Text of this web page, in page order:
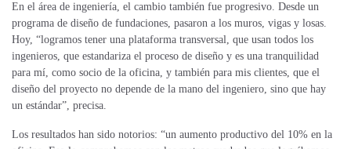
En el área de ingeniería, el cambio también fue progresivo. Desde un
programa de diseño de fundaciones, pasaron a los muros, vigas y losas.
Hoy, “logramos tener una plataforma transversal, que usan todos los
ingenieros, que estandariza el proceso de diseño y es una tranquilidad
para mí, como socio de la oficina, y también para mis clientes, que el
diseño del proyecto no depende de la mano del ingeniero, sino que hay
un estándar”, precisa.
Los resultados han sido notorios: “un aumento productivo del 10% en la